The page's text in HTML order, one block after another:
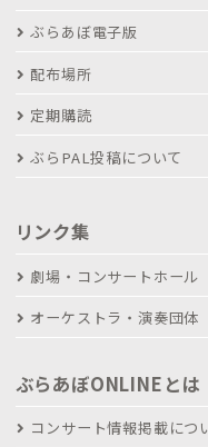
ぶらあぼ電子版
配布場所
定期購読
ぶらPAL投稿について
リンク集
劇場・コンサートホール
オーケストラ・演奏団体
ぶらあぼONLINEとは
コンサート情報掲載につ